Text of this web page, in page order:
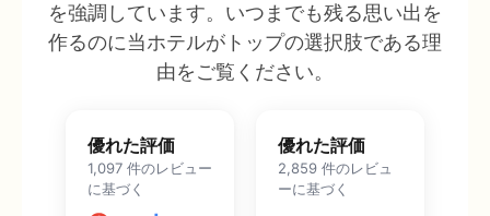
を強調しています。いつまでも残る思い出を
作るのに当ホテルがトップの選択肢である理
由をご覧ください。
優れた評価
1,097 件のレビュー
に基づく
優れた評価
2,859 件のレビュ
ーに基づく